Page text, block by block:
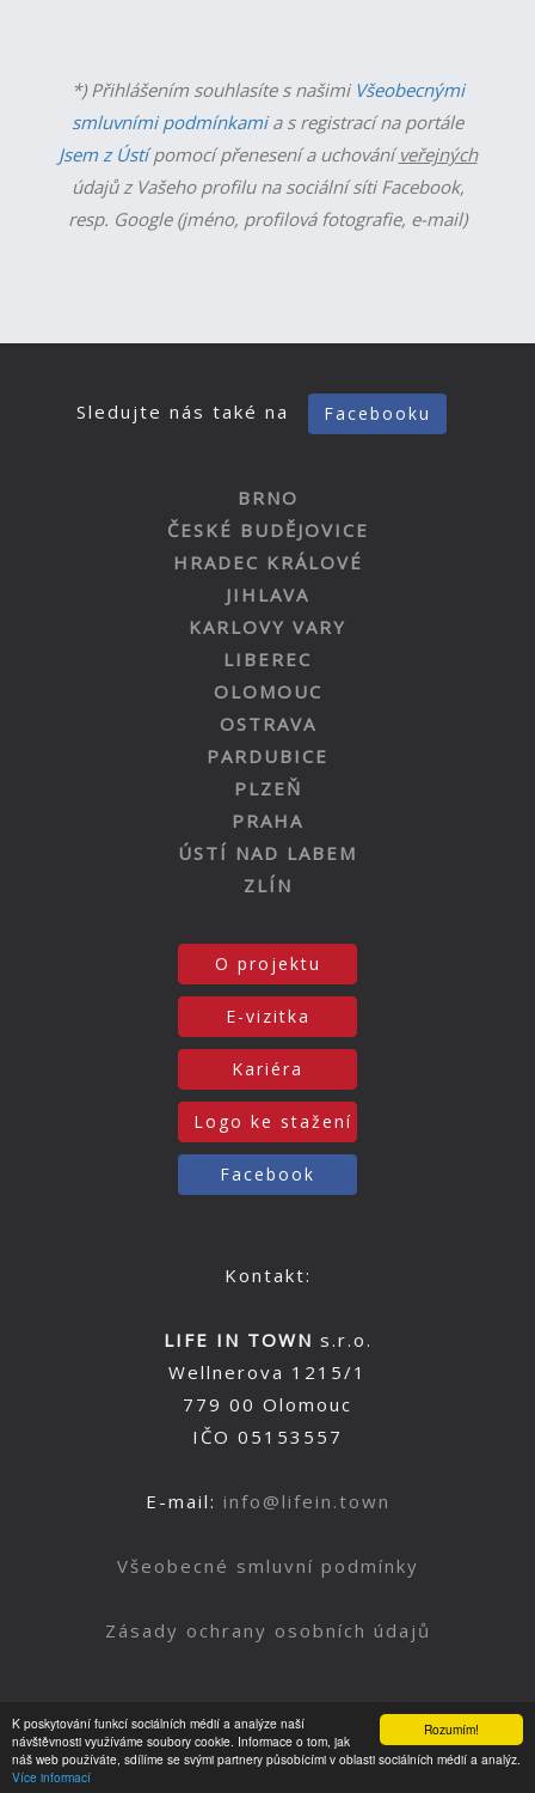
Rozumím!
K poskytování funkcí sociálních médií a analýze naší
návštěvnosti využíváme soubory cookie. Informace o tom, jak
náš web používáte, sdílíme se svými partnery působícími v oblasti sociálních médií a analýz.
Více informací
*) Přihlášením souhlasíte s našimi Všeobecnými
smluvními podmínkamia s registrací na portále
Jsem z Ústípomocí přenesení a uchováníveřejných
údajů z Vašeho profilu na sociální síti Facebook,
resp. Google (jméno, profilová fotografie, e-mail)
Sledujte nás také na Facebooku
BRNO
ČESKÉ BUDĚJOVICE
HRADEC KRÁLOVÉ
JIHLAVA
KARLOVY VARY
LIBEREC
OLOMOUC
OSTRAVA
PARDUBICE
PLZEŇ
PRAHA
ÚSTÍ NAD LABEM
ZLÍN
O projektu
E-vizitka
Kariéra
Logo ke stažení
Facebook
Kontakt:
LIFE IN TOWN s.r.o.
Wellnerova 1215/1
779 00 Olomouc
IČO 05153557
E-mail: info@lifein.town
Všeobecné smluvní podmínky
Zásady ochrany osobních údajů
Nahoru